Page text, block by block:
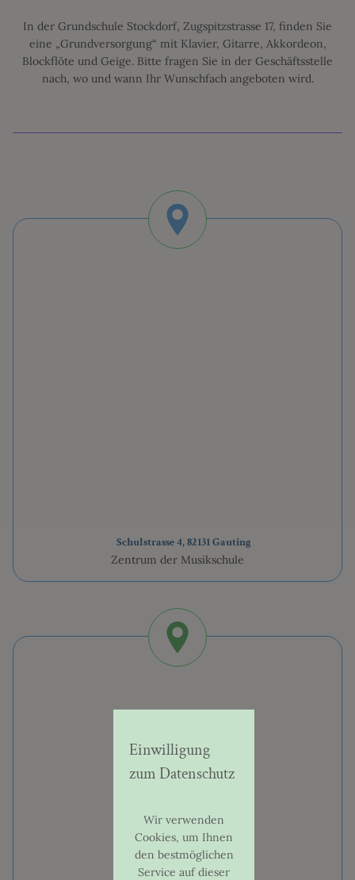
SCHULORDNUNG
FÖRDERUNG UND SPONSOREN
KOOPERATIONEN
KURATORIUM
In der Grundschule Stockdorf, Zugspitzstrasse 17, finden Sie
eine „Grundversorgung“ mit Klavier, Gitarre, Akkordeon,
Blockflöte und Geige. Bitte fragen Sie in der Geschäftsstelle
nach, wo und wann Ihr Wunschfach angeboten wird.
Schulstrasse 4, 82131 Gauting
Zentrum der Musikschule
Einwilligung
zum Datenschutz
Wir verwenden
Cookies, um Ihnen
den bestmöglichen
Service auf dieser